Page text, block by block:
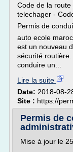
Code de la
telechager -
Permis de
auto ecole
est un nouveau
sécurité
conduire un...
Lire la suite
Date: 2018-08-
Site : https://
Permis de
Mise à jour le